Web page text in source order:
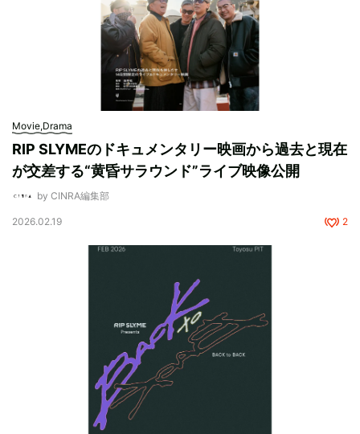
Movie,Drama
RIP SLYMEのドキュメンタリー映画から過去と現在
が交差する“黄昏サラウンド”ライブ映像公開
by CINRA編集部
2026.02.19 2